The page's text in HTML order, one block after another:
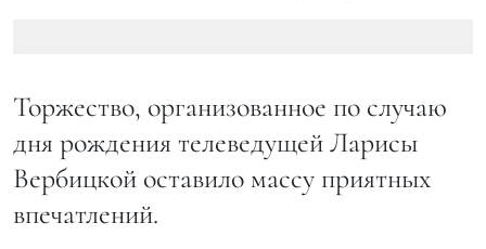
Торжество, организованное по случаю
дня рождения телеведущей Ларисы
Вербицкой оставило массу приятных
впечатлений.